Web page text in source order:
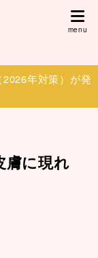
年対策）が発
膚に現れ